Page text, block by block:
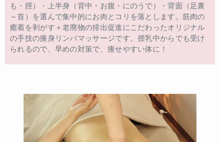
も・脛）・上半身（背中・お腹・にのうで）・背面（足裏
～首）を選んで集中的にお肉とコリを落とします。筋肉の
癒着を剥がす＋老廃物の排出促進にこだわったオリジナル
の手技の痩身リンパマッサージです。授乳中からでも受け
られるので、早めの対策で、痩せやすい体に！